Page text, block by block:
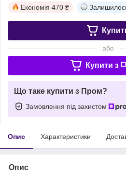
Економія 470 ₴
або
Купити з
Що таке купити з Пром?
Замовлення під захистом
Опис Характеристики
Опис